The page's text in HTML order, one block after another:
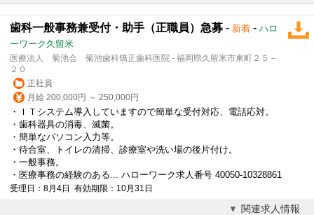
歯科一般事務兼受付・助手（正職員）急募 - 新着 - ハロ
ーワーク久留米
医療法人 菊池会 菊池歯科矯正歯科医院 - 福岡県久留米市東町２５－
２０
正社員
月給 200,000円 ～ 250,000円
・ＩＴシステム導入していますので簡単な受付対応、電話応対。
・歯科器具の消毒、滅菌。
・簡単なパソコン入力等。
・待合室、トイレの清掃、診療室や洗い場の後片付け。
・一般事務。
・医療事務の経験のある... ハローワーク求人番号 40050-10328861
受理日：8月4日 有効期限：10月31日
関連求人情報